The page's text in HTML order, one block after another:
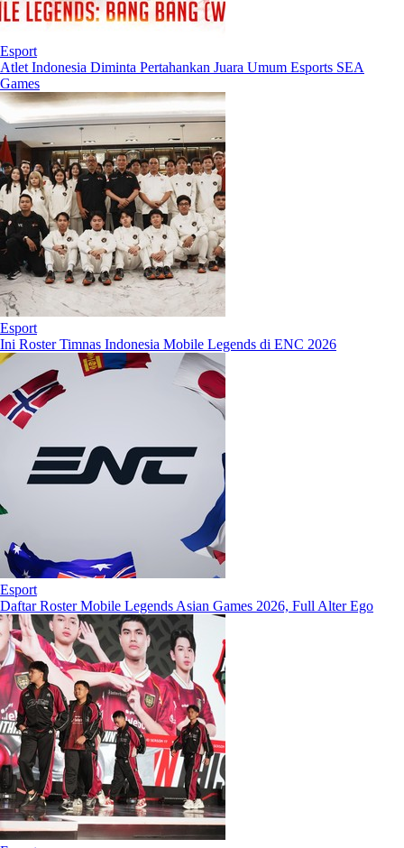
Esport
Atlet Indonesia Diminta Pertahankan Juara Umum Esports SEA
Games
Esport
Ini Roster Timnas Indonesia Mobile Legends di ENC 2026
Esport
Daftar Roster Mobile Legends Asian Games 2026, Full Alter Ego